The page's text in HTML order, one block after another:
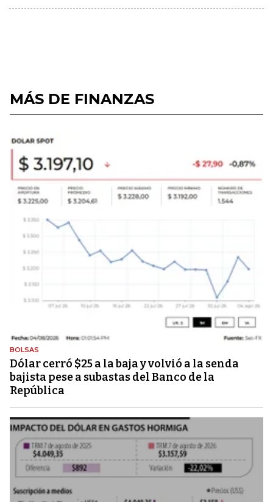
MÁS DE FINANZAS
BOLSAS
Dólar cerró $25 a la baja y volvió a la senda
bajista pese a subastas del Banco de la
República